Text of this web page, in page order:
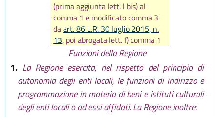
(prima aggiunta lett. l bis) al
comma 1 e modificato comma 3
daart. 86 L.R. 30 luglio 2015, n.
13, poi abrogata lett. f) comma 1
e modificato comma 3 daart. 12
L.R. 22 ottobre 2018, n. 14
, in
seguito sosituito articolo da art. 6
L.R. 26 novembre 2020, n. 7
,
infine modificate lett. b), d) e g)
comma 1 daart. 6 L.R. 21 ottobre
Funzioni della Regione
1. La Regione esercita, nel rispetto del principio di
autonomia degli enti locali, le funzioni di indirizzo e
programmazione in materia di beni e istituti culturali
degli enti locali o ad essi affidati. La Regione inoltre: